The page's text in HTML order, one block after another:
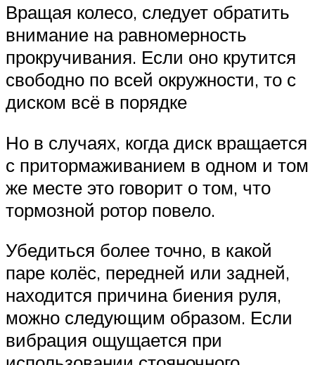
Вращая колесо, следует обратить
внимание на равномерность
прокручивания. Если оно крутится
свободно по всей окружности, то с
диском всё в порядке
Но в случаях, когда диск вращается
с притормаживанием в одном и том
же месте это говорит о том, что
тормозной ротор повело.
Убедиться более точно, в какой
паре колёс, передней или задней,
находится причина биения руля,
можно следующим образом. Если
вибрация ощущается при